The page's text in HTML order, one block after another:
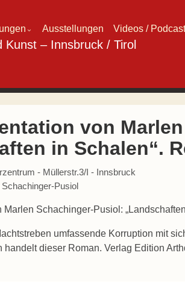
⌄ Ausstellungen Videos /
von
in Schalen“.
- Müllerstr.3/I - Innsbruck
Schachinger-Pusiol
Marlen Schachinger-Pusiol:
umfassende Korruption mit
handelt dieser Roman. Verlag Edition